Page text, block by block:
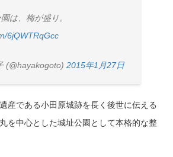
は、梅が盛り。
6jQWTRqGcc
(@hayakogoto) 2015年1月27日
産である小田原城跡を長く後世に伝える
を中心とした城址公園として本格的な整